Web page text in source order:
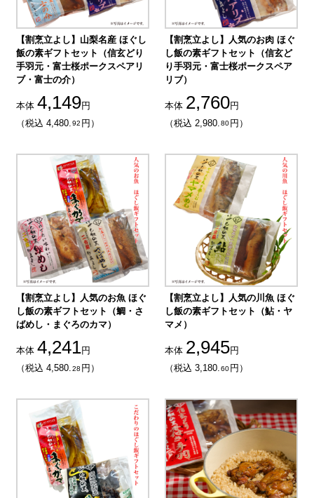
【割烹立よし】山梨名産 ほぐし
飯の素ギフトセット（信玄どり
手羽元・富士桜ポークスペアリ
ブ・富士の介）
本体 4,149円
（税込 4,480. 92 円）
【割烹立よし】人気のお肉 ほぐ
し飯の素ギフトセット（信玄ど
り手羽元・富士桜ポークスペア
リブ）
本体 2,760円
（税込 2,980. 80円）
【割烹立よし】人気のお魚 ほぐ
し飯の素ギフトセット（鯛・さ
ばめし・まぐろのカマ）
本体 4,241円
（税込 4,580. 28 円）
【割烹立よし】人気の川魚 ほぐ
し飯の素ギフトセット（鮎・ヤ
マメ）
本体 2,945円
（税込 3,180. 60円）